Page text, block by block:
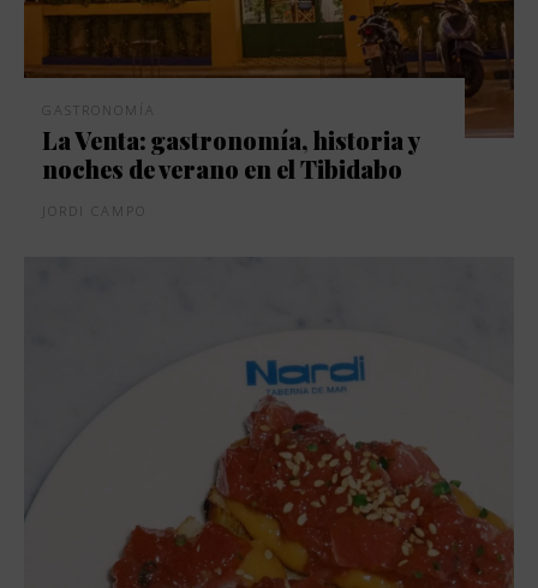
GASTRONOMÍA
La Venta: gastronomía, historia y
noches de verano en el Tibidabo
JORDI CAMPO